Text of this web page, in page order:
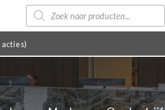
Producten
zoeken